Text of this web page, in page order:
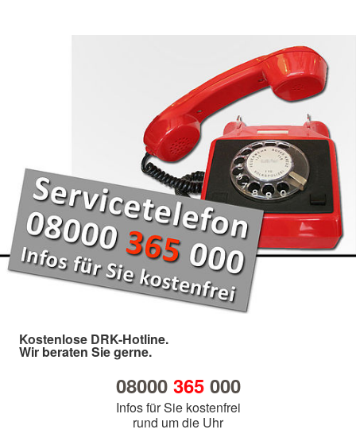
Kostenlose DRK-Hotline.
Wir beraten Sie gerne.
08000 365000
Infos für Sie kostenfrei
rund um die Uhr